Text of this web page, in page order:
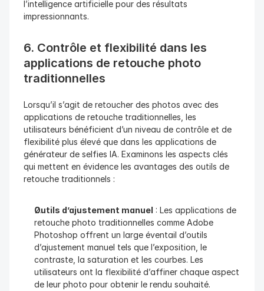
l’intelligence artificielle pour des résultats
impressionnants.
6. Contrôle et flexibilité dans les
applications de retouche photo
traditionnelles
Lorsqu’il s’agit de retoucher des photos avec des
applications de retouche traditionnelles, les
utilisateurs bénéficient d’un niveau de contrôle et de
flexibilité plus élevé que dans les applications de
générateur de selfies IA. Examinons les aspects clés
qui mettent en évidence les avantages des outils de
retouche traditionnels :
Outils d’ajustement manuel : Les applications de
retouche photo traditionnelles comme Adobe
Photoshop offrent un large éventail d’outils
d’ajustement manuel tels que l’exposition, le
contraste, la saturation et les courbes. Les
utilisateurs ont la flexibilité d’affiner chaque aspect
de leur photo pour obtenir le rendu souhaité.